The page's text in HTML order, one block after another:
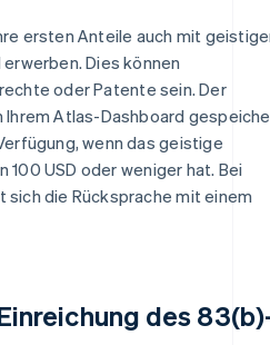
ersten Anteile auch mit
Dies können
oder Patente sein. Der
Ihrem Atlas-Dashboard
wenn das geistige
100 USD oder weniger hat. Bei
die Rücksprache mit einem
des